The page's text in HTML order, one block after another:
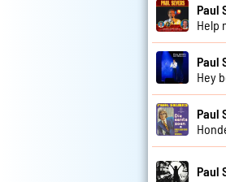
Paul
Help
Paul
Hey
Paul
Paul